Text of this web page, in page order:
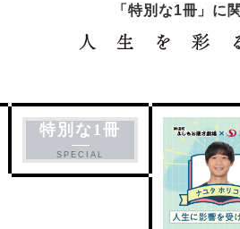
「特別な1冊」に
特別な1冊
SPECIAL